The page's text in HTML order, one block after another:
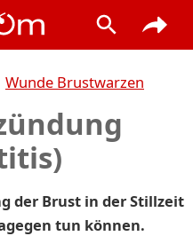
Wunde Brustwarzen
der Brust in der Stillzeit
tun können.